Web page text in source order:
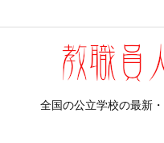
全国の公立学校の最新